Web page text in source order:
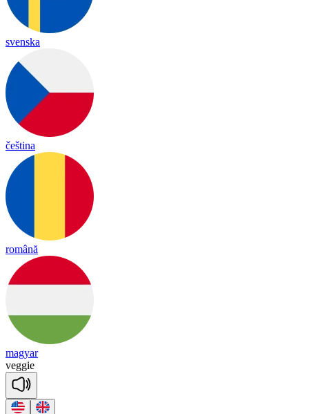
svenska
čeština
română
magyar
veggie